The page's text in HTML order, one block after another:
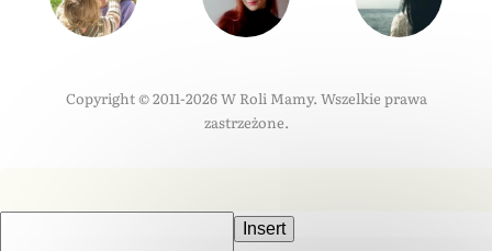
Copyright © 2011-2026 W Roli Mamy. Wszelkie prawa
zastrzeżone.
Insert